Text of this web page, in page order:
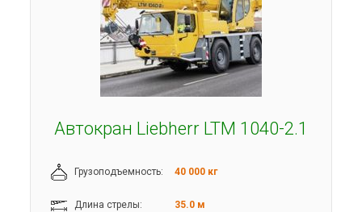
Автокран Liebherr LTM 1040-2.1
Грузоподъемность: 40 000 кг
Длина стрелы: 35.0 м